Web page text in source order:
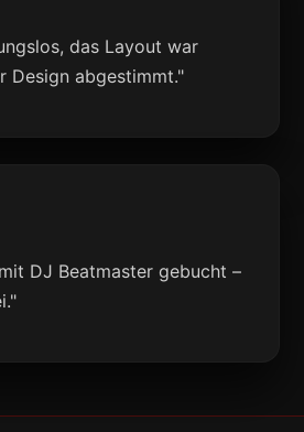
das Layout war
Design abgestimmt."
DJ Beatmaster gebucht –